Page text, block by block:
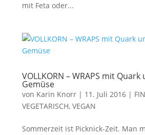
mit Feta oder...
VOLLKORN – WRAPS mit
Gemüse
von Karin Knorr| 11. Juli 2016|
VEGETARISCH, VEGAN
Sommerzeit ist Picknick-Zeit. Man